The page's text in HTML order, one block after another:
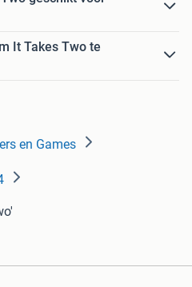
It Takes Two te
en Games